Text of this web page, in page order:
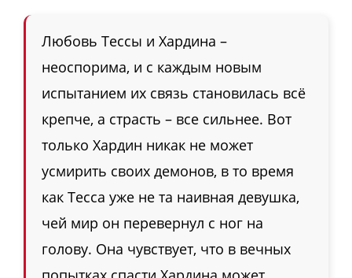
Любовь Тессы и Хардина –
неоспорима, и с каждым новым
испытанием их связь становилась всё
крепче, а страсть – все сильнее. Вот
только Хардин никак не может
усмирить своих демонов, в то время
как Тесса уже не та наивная девушка,
чей мир он перевернул с ног на
голову. Она чувствует, что в вечных